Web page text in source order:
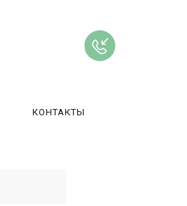
КОНТАКТЫ